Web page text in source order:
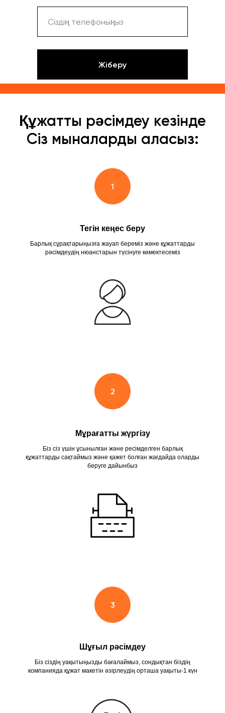
Жіберу
Құжатты рәсімдеу кезінде
Сіз мыналарды аласыз:
Тегін кеңес беру
Барлық сұрақтарыңызға жауап береміз және құжаттарды
рәсімдеудің нюанстарын түсінуге көмектесеміз
Мұрағатты жүргізу
Біз сіз үшін ұсынылған және ресімделген барлық
құжаттарды сақтаймыз және қажет болған жағдайда оларды
беруге дайынбыз
Шұғыл рәсімдеу
Біз сіздің уақытыңызды бағалаймыз, сондықтан біздің
компанияда құжат макетін әзірлеудің орташа уақыты-1 күн